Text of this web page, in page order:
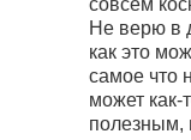
Не верю в
как это
самое что
может
полезным,